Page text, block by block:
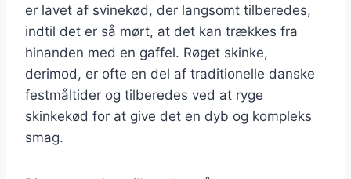
er lavet af svinekød, der langsomt tilberedes,
indtil det er så mørt, at det kan trækkes fra
hinanden med en gaffel. Røget skinke,
derimod, er ofte en del af traditionelle danske
festmåltider og tilberedes ved at ryge
skinkekød for at give det en dyb og kompleks
smag.